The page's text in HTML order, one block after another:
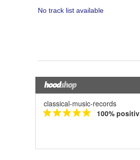
classical-music-records
100% positiv